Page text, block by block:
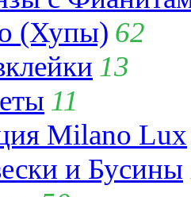
(Хупы) 62
13
11
Milano Lux
и Бусины